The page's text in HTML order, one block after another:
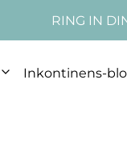
RING IN
Inkontinens-